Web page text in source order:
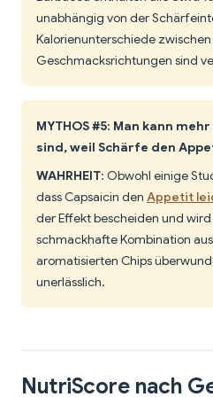
unabhängig von der
Kalorienunterschiede
Geschmacksrichtungen sind
MYTHOS #5: Man kann
sind, weil Schärfe den
WAHRHEIT: Obwohl einige
dass Capsaicin den Appetit
der Effekt bescheiden und
schmackhafte Kombination
aromatisierten Chips
unerlässlich.
NutriScore nach